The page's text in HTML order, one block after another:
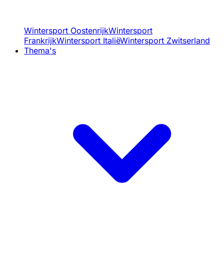
Wintersport OostenrijkWintersport
FrankrijkWintersport ItaliëWintersport Zwitserland
Thema's